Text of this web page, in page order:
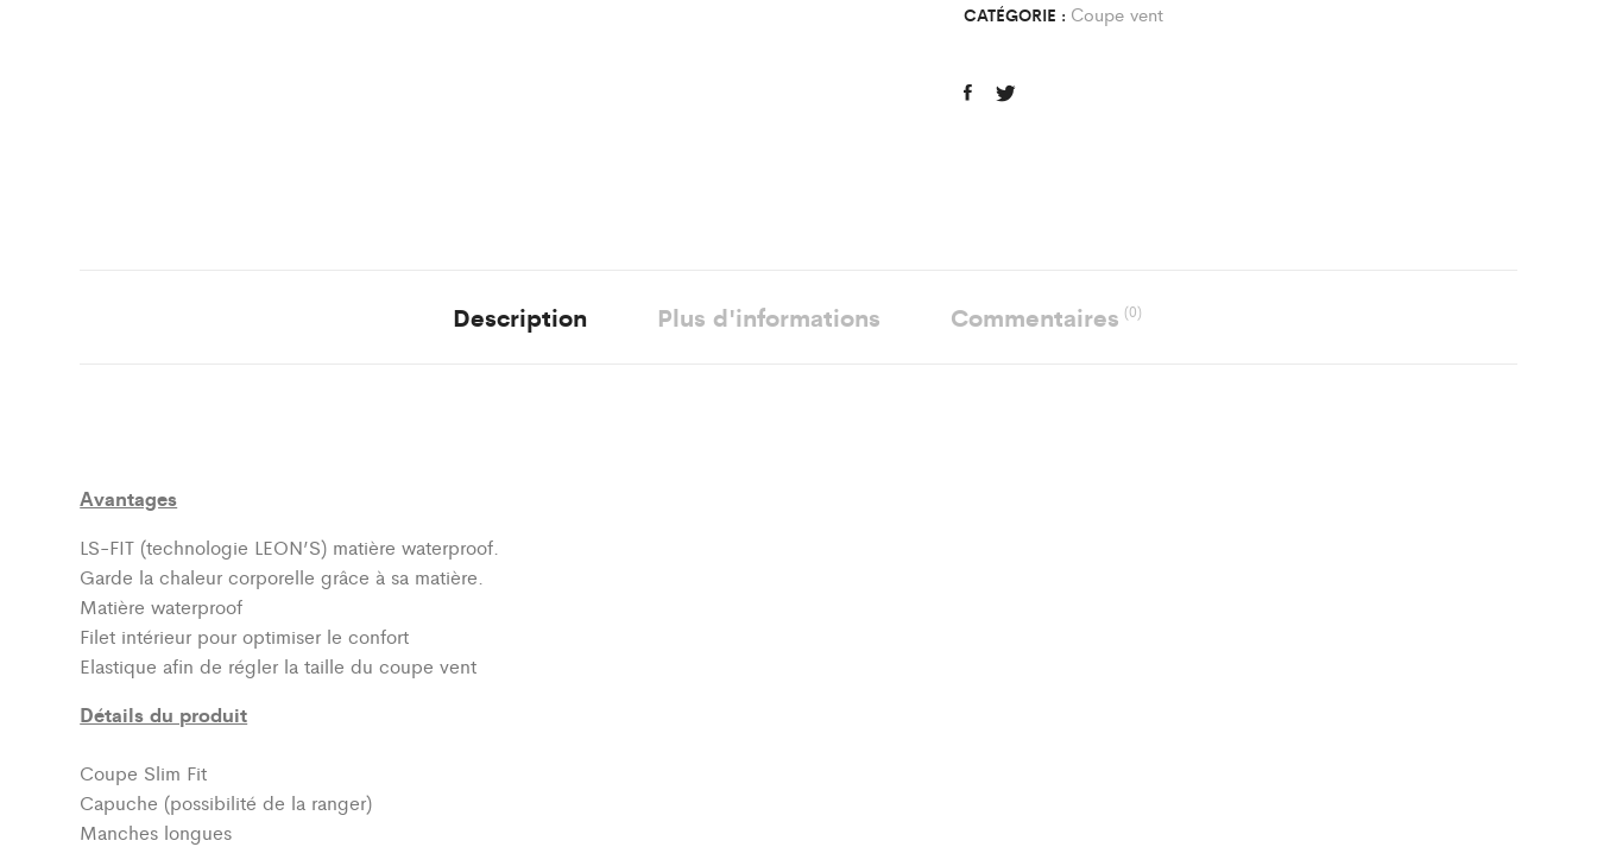
Ouennais
quantity
CATÉGORIE : Coupe vent
Description Plus d'informations Commentaires(0)
Avantages
LS-FIT (technologie LEON’S) matière waterproof.
Garde la chaleur corporelle grâce à sa matière.
Matière waterproof
Filet intérieur pour optimiser le confort
Elastique afin de régler la taille du coupe vent
Détails du produit
Coupe Slim Fit
Capuche (possibilité de la ranger)
Manches longues